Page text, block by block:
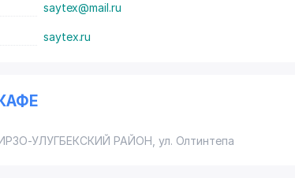
saytex@mail.ru
saytex.ru
УЛУГБЕКСКИЙ РАЙОН ул. Олтинтепа